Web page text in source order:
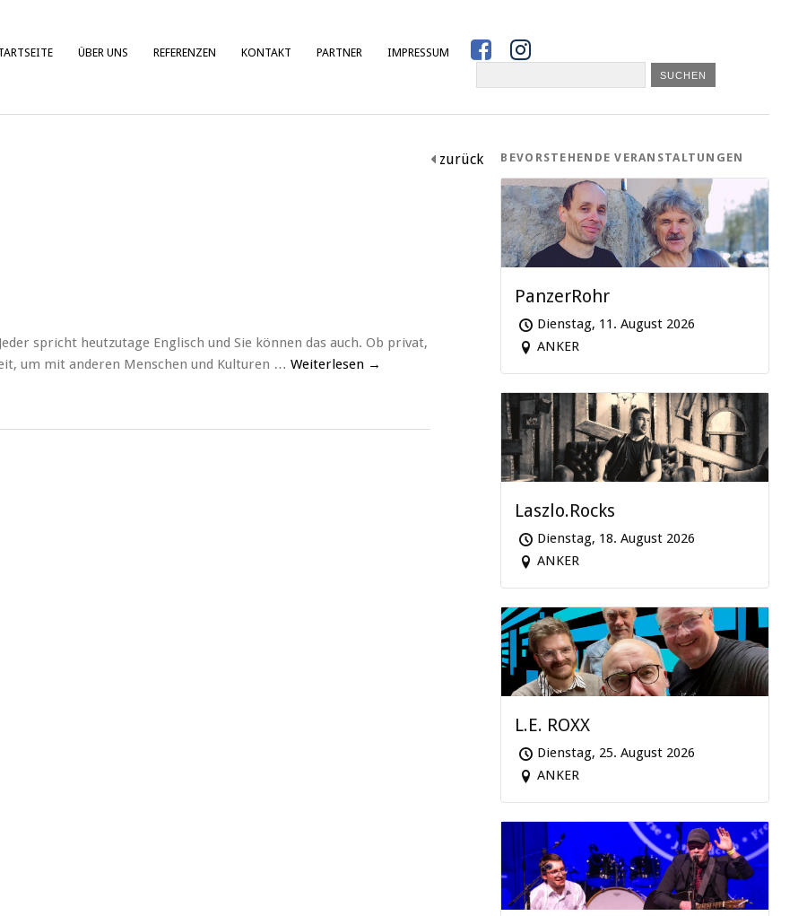
ÜBER UNS REFERENZEN KONTAKT PARTNER IMPRESSUM  
spricht heutzutage Englisch und Sie können das auch. Ob privat,
um mit anderen Menschen und Kulturen … Weiterlesen →
BEVORSTEHENDE VERANSTALTUNGEN
PanzerRohr
Dienstag, 11. August 2026
ANKER
Laszlo.Rocks
Dienstag, 18. August 2026
ANKER
L.E. ROXX
Dienstag, 25. August 2026
ANKER
 zurück